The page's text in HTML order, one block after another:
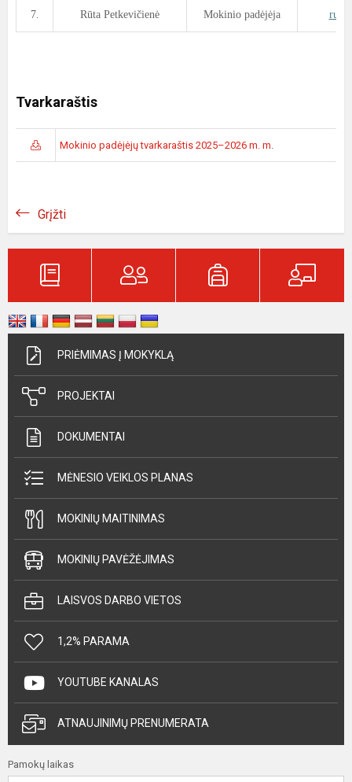
7. Rūta Petkevičienė Mokinio padėjėja
Tvarkaraštis
Mokinio padėjėjų tvarkaraštis 2025–2026 m. m.
Grįžti
PRIĖMIMAS Į MOKYKLĄ
PROJEKTAI
DOKUMENTAI
MĖNESIO VEIKLOS PLANAS
MOKINIŲ MAITINIMAS
MOKINIŲ PAVĖŽĖJIMAS
LAISVOS DARBO VIETOS
1,2% PARAMA
YOUTUBE KANALAS
ATNAUJINIMŲ PRENUMERATA
Pamokų laikas